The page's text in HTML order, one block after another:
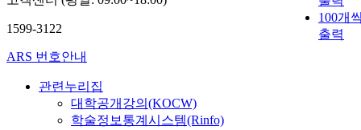
100개
출력
1599-3122
ARS 번호안내
관련누리집
대학공개강의(KOCW)
학술정보통계시스템(Rinfo)